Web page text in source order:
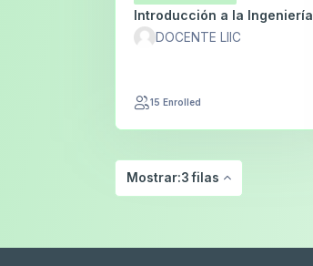
Introducción a la Ingeniería
DOCENTE LIIC
15 Enrolled
Mostrar:3 filas